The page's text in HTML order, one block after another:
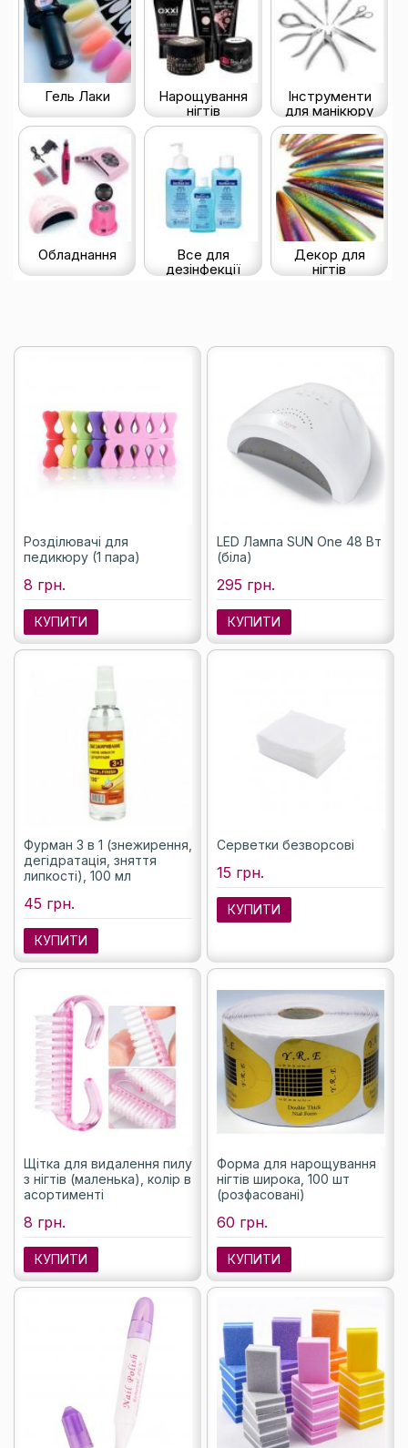
Гель Лаки
Нарощування
нігтів
Інструменти
для манікюру
Обладнання
Все для
дезінфекції
Декор для
нігтів
Розділювачі для
педикюру (1 пара)
8 грн.
КУПИТИ
LED Лампа SUN One 48 Вт
(біла)
295 грн.
КУПИТИ
Фурман 3 в 1 (знежирення,
дегідратація, зняття
липкості), 100 мл
45 грн.
КУПИТИ
Серветки безворсові
15 грн.
КУПИТИ
Щітка для видалення пилу
з нігтів (маленька), колір в
асортименті
8 грн.
КУПИТИ
Форма для нарощування
нігтів широка, 100 шт
(розфасовані)
60 грн.
КУПИТИ